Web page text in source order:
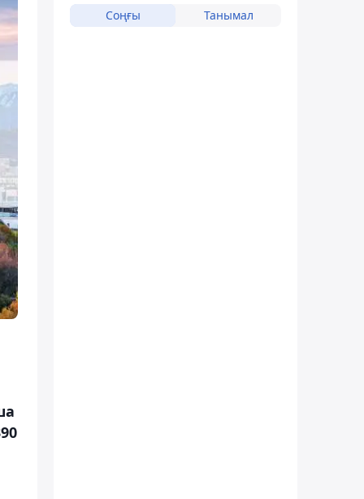
Соңғы Танымал